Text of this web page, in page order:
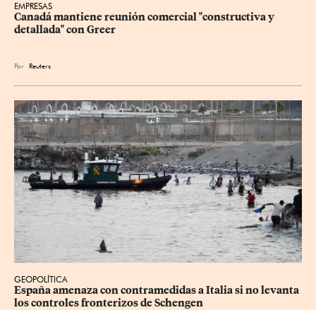
EMPRESAS
Canadá mantiene reunión ‌comercial "constructiva y
detallada" con Greer
Por Reuters
GEOPOLÍTICA
España amenaza con contramedidas a Italia si no levanta
los controles fronterizos de Schengen